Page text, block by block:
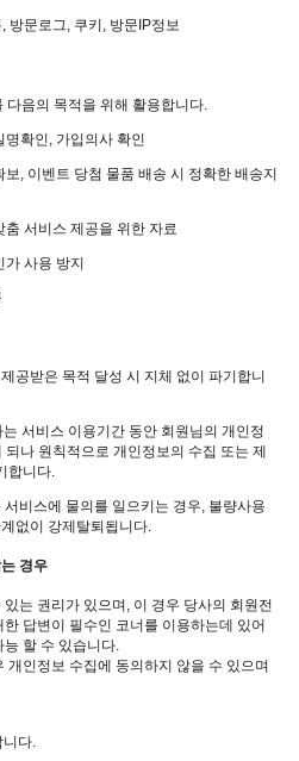
방문로그, 쿠키, 방문IP정보
다음의 목적을 위해 활용합니다.
명확인, 가입의사 확인
, 이벤트 당첨 물품 배송 시 정확한 배송지
서비스 제공을 위한 자료
가 사용 방지
공받은 목적 달성 시 지체 없이 파기합니
서비스 이용기간 동안 회원님의 개인정
나 원칙적으로 개인정보의 수집 또는 제
합니다.
비스에 물의를 일으키는 경우, 불량사용
없이 강제탈퇴됩니다.
경우
는 권리가 있으며, 이 경우 당사의 회원전
답변이 필수인 코너를 이용하는데 있어
할 수 있습니다.
개인정보 수집에 동의하지 않을 수 있으며
다.